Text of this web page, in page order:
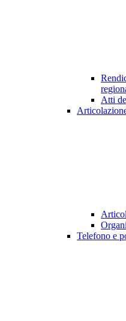
Atti
Telefono e